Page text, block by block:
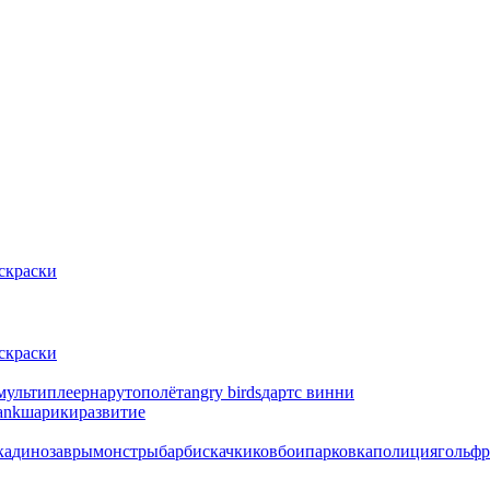
нарутополётangry birdsдартс винни
шарикиразвитие
динозаврымонстрыбарбискачкиковбоипарковкаполициягольф